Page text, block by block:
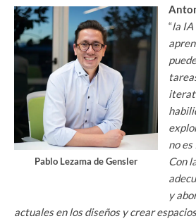
Pablo Lezama de Gensler
“la IA
no
Con
y
actuales en los diseños y crear